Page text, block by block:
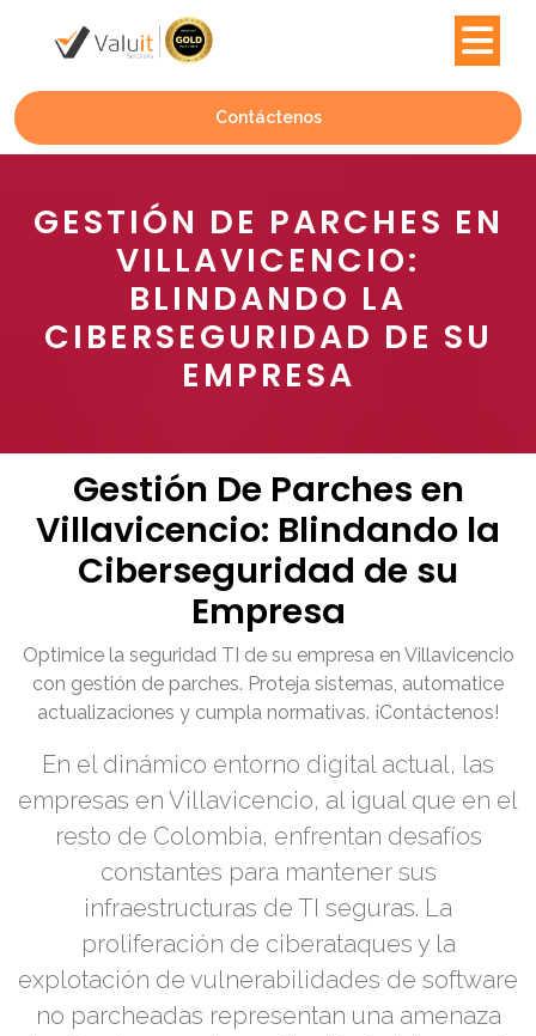
Contáctenos
GESTIÓN DE PARCHES EN
VILLAVICENCIO:
BLINDANDO LA
CIBERSEGURIDAD DE SU
EMPRESA
Gestión De Parches en
Villavicencio: Blindando la
Ciberseguridad de su
Empresa
Optimice la seguridad TI de su empresa en Villavicencio
con gestión de parches. Proteja sistemas, automatice
actualizaciones y cumpla normativas. ¡Contáctenos!
En el dinámico entorno digital actual, las
empresas en Villavicencio, al igual que en el
resto de Colombia, enfrentan desafíos
constantes para mantener sus
infraestructuras de TI seguras. La
proliferación de ciberataques y la
explotación de vulnerabilidades de software
no parcheadas representan una amenaza